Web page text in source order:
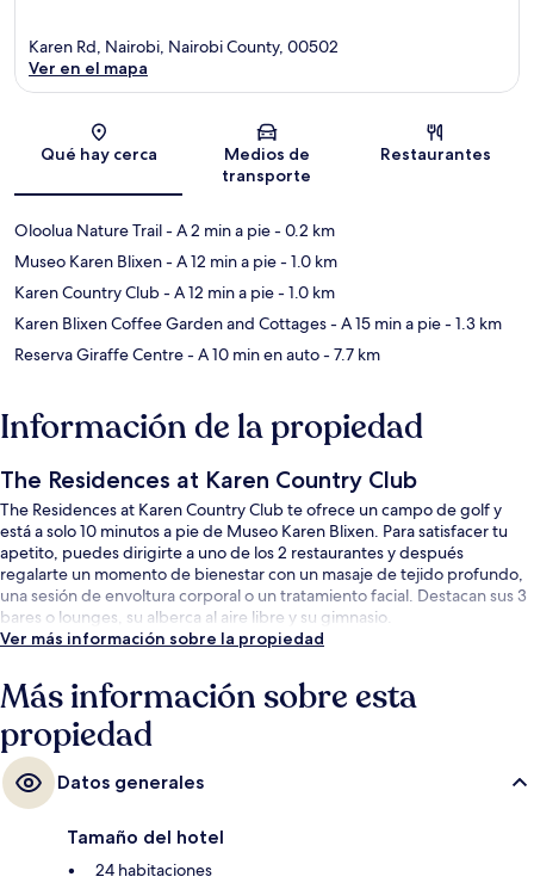
Sección del mapa
Karen Rd, Nairobi, Nairobi County, 00502
Ver en el mapa
Qué hay cerca
Medios de
transporte
Restaurantes
Oloolua Nature Trail- A 2 min a pie- 0.2 km
Museo Karen Blixen- A 12 min a pie- 1.0 km
Karen Country Club- A 12 min a pie- 1.0 km
Karen Blixen Coffee Garden and Cottages- A 15 min a pie- 1.3 km
Reserva Giraffe Centre- A 10 min en auto- 7.7 km
Información de la propiedad
The Residences at Karen Country Club
The Residences at Karen Country Club te ofrece un campo de golf y
está a solo 10 minutos a pie de Museo Karen Blixen. Para satisfacer tu
apetito, puedes dirigirte a uno de los 2 restaurantes y después
regalarte un momento de bienestar con un masaje de tejido profundo,
una sesión de envoltura corporal o un tratamiento facial. Destacan sus 3
bares o lounges, su alberca al aire libre y su gimnasio.
Ver más información sobre la propiedad
Más información sobre esta
propiedad
Datos generales
Tamaño del hotel
24 habitaciones